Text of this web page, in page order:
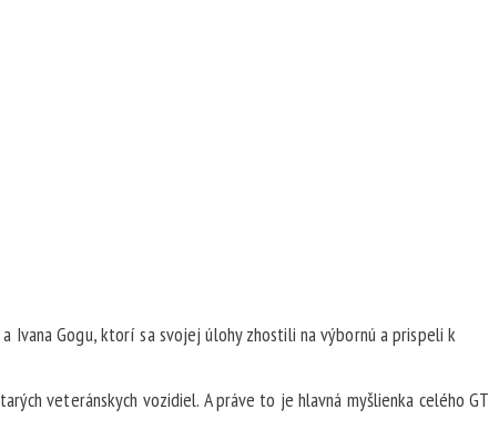
Ivana Gogu, ktorí sa svojej úlohy zhostili na výbornú a prispeli k
veteránskych vozidiel. A práve to je hlavná myšlienka celého GT